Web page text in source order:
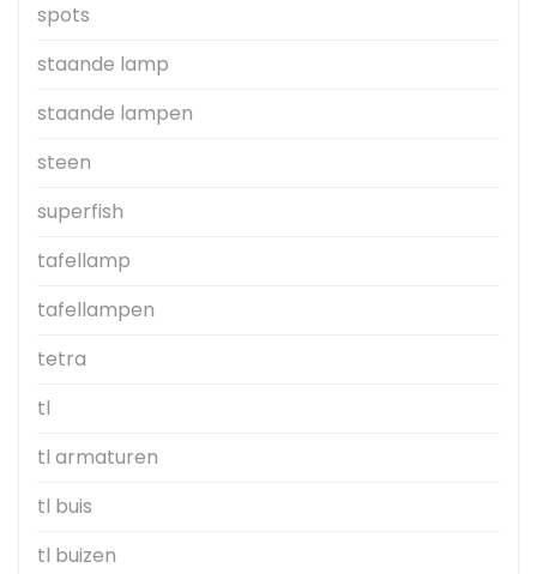
spots
staande lamp
staande lampen
steen
superfish
tafellamp
tafellampen
tetra
tl
tl armaturen
tl buis
tl buizen